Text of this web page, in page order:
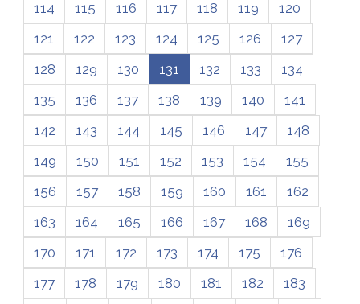
114
115 116 117 118 119
120
121
122 123 124 125 126
127
128
129 130 131 132 133
134
135
136 137 138 139 140
141
142
143 144 145 146 147
148
149
150 151 152 153 154
155
156
157 158 159 160 161
162
163
164 165 166 167 168
169
170
171 172 173 174 175
176
177
178 179 180 181 182
183